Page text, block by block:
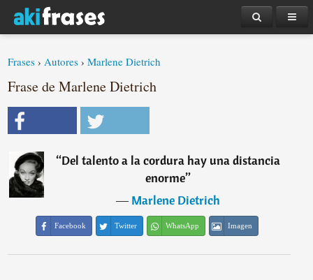
Frases ›Autores ›Marlene Dietrich
Frase de Marlene Dietrich
“Del talento a la cordura hay una distancia
enorme”
―Marlene Dietrich
Facebook Twitter WhatsApp Imagen